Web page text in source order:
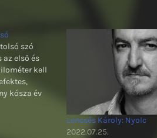
szó
első és
kell
kósza év
év, s
mikor
Lencsés Károly: Nyolc
2022.07.25.